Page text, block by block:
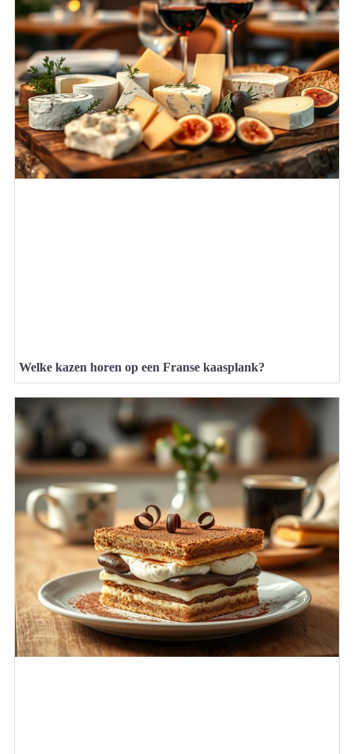
Welke kazen horen op een Franse kaasplank?